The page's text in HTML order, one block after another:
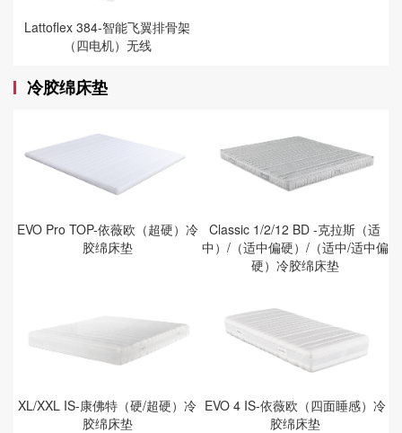
Lattoflex 384-智能飞翼排骨架
（四电机）无线
冷胶绵床垫
EVO Pro TOP-依薇欧（超硬）冷
胶绵床垫
Classic 1/2/12 BD -克拉斯（适
中）/（适中偏硬）/（适中/适中偏
硬）冷胶绵床垫
XL/XXL IS-康佛特（硬/超硬）冷
胶绵床垫
EVO 4 IS-依薇欧（四面睡感）冷
胶绵床垫